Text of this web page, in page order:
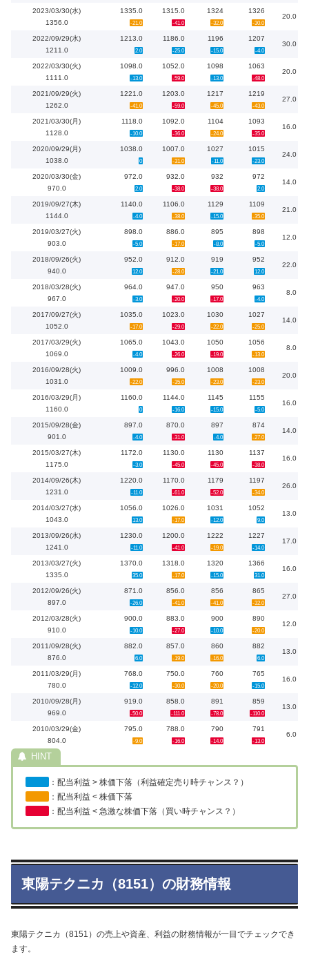
2023/03/30(水)
1356.0
1335.0
-21.0
1315.0
-41.0
1324
-32.0
1326
-30.0
20.0
2022/09/29(水)
1211.0
1213.0
2.0
1186.0
-25.0
1196
-15.0
1207
-4.0
30.0
2022/03/30(火)
1111.0
1098.0
-13.0
1052.0
-59.0
1098
-13.0
1063
-48.0
20.0
2021/09/29(火)
1262.0
1221.0
-41.0
1203.0
-59.0
1217
-45.0
1219
-43.0
27.0
2021/03/30(月)
1128.0
1118.0
-10.0
1092.0
-36.0
1104
-24.0
1093
-35.0
16.0
2020/09/29(月)
1038.0
1038.0
0
1007.0
-31.0
1027
-11.0
1015
-23.0
24.0
2020/03/30(金)
970.0
972.0
2.0
932.0
-38.0
932
-38.0
972
2.0
14.0
2019/09/27(木)
1144.0
1140.0
-4.0
1106.0
-38.0
1129
-15.0
1109
-35.0
21.0
2019/03/27(火)
903.0
898.0
-5.0
886.0
-17.0
895
-8.0
898
-5.0
12.0
2018/09/26(火)
940.0
952.0
12.0
912.0
-28.0
919
-21.0
952
12.0
22.0
2018/03/28(火)
967.0
964.0
-3.0
947.0
-20.0
950
-17.0
963
-4.0
8.0
2017/09/27(火)
1052.0
1035.0
-17.0
1023.0
-29.0
1030
-22.0
1027
-25.0
14.0
2017/03/29(火)
1069.0
1065.0
-4.0
1043.0
-26.0
1050
-19.0
1056
-13.0
8.0
2016/09/28(火)
1031.0
1009.0
-22.0
996.0
-35.0
1008
-23.0
1008
-23.0
20.0
2016/03/29(月)
1160.0
1160.0
0
1144.0
-16.0
1145
-15.0
1155
-5.0
16.0
2015/09/28(金)
901.0
897.0
-4.0
870.0
-31.0
897
-4.0
874
-27.0
14.0
2015/03/27(木)
1175.0
1172.0
-3.0
1130.0
-45.0
1130
-45.0
1137
-38.0
16.0
2014/09/26(木)
1231.0
1220.0
-11.0
1170.0
-61.0
1179
-52.0
1197
-34.0
26.0
2014/03/27(水)
1043.0
1056.0
13.0
1026.0
-17.0
1031
-12.0
1052
9.0
13.0
2013/09/26(水)
1241.0
1230.0
-11.0
1200.0
-41.0
1222
-19.0
1227
-14.0
17.0
2013/03/27(火)
1335.0
1370.0
35.0
1318.0
-17.0
1320
-15.0
1366
31.0
16.0
2012/09/26(火)
897.0
871.0
-26.0
856.0
-41.0
856
-41.0
865
-32.0
27.0
2012/03/28(火)
910.0
900.0
-10.0
883.0
-27.0
900
-10.0
890
-20.0
12.0
2011/09/28(火)
876.0
882.0
6.0
857.0
-19.0
860
-16.0
882
6.0
13.0
2011/03/29(月)
780.0
768.0
-12.0
750.0
-30.0
760
-20.0
765
-15.0
16.0
2010/09/28(月)
969.0
919.0
-50.0
858.0
-111.0
891
-78.0
859
-110.0
13.0
2010/03/29(金)
804.0
795.0
-9.0
788.0
-16.0
790
-14.0
791
-13.0
6.0
：配当利益 > 株価下落（利益確定売り時チャンス？）
：配当利益 < 株価下落
：配当利益 < 急激な株価下落（買い時チャンス？）
東陽テクニカ（8151）の財務情報
東陽テクニカ（8151）の売上や資産、利益の財務情報が一目でチェックでき
ます。